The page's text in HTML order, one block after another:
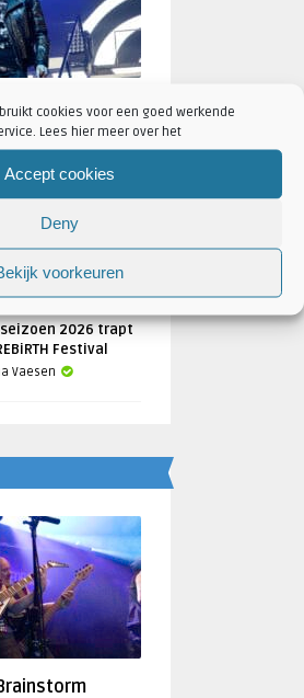
cookies voor een goed werkende
Lees hier meer over het
Accept cookies
Deny
voorkeuren
Dome tijdens
Crushes ADE’
Nieuws
2026,
ontbreekt
Vaesen
2026 trapt
Festival
Vaesen